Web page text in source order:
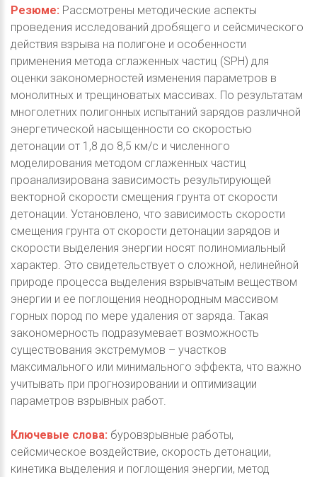
Резюме: Рассмотрены методические аспекты
проведения исследований дробящего и сейсмического
действия взрыва на полигоне и особенности
применения метода сглаженных частиц (SPH) для
оценки закономерностей изменения параметров в
монолитных и трещиноватых массивах. По результатам
многолетних полигонных испытаний зарядов различной
энергетической насыщенности со скоростью
детонации от 1,8 до 8,5 км/с и численного
моделирования методом сглаженных частиц
проанализирована зависимость результирующей
векторной скорости смещения грунта от скорости
детонации. Установлено, что зависимость скорости
смещения грунта от скорости детонации зарядов и
скорости выделения энергии носят полиномиальный
характер. Это свидетельствует о сложной, нелинейной
природе процесса выделения взрывчатым веществом
энергии и ее поглощения неоднородным массивом
горных пород по мере удаления от заряда. Такая
закономерность подразумевает возможность
существования экстремумов – участков
максимального или минимального эффекта, что важно
учитывать при прогнозировании и оптимизации
параметров взрывных работ.
Ключевые слова: буровзрывные работы,
сейсмическое воздействие, скорость детонации,
кинетика выделения и поглощения энергии, метод